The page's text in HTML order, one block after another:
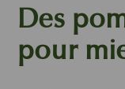
Des
pour